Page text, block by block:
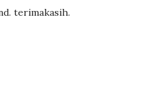
terimakasih.